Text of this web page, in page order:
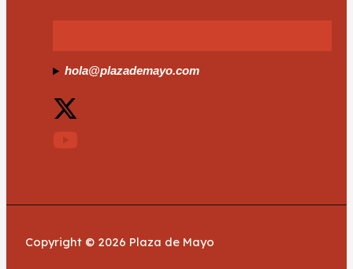
hola@plazademayo.com
Copyright © 2026 Plaza de Mayo